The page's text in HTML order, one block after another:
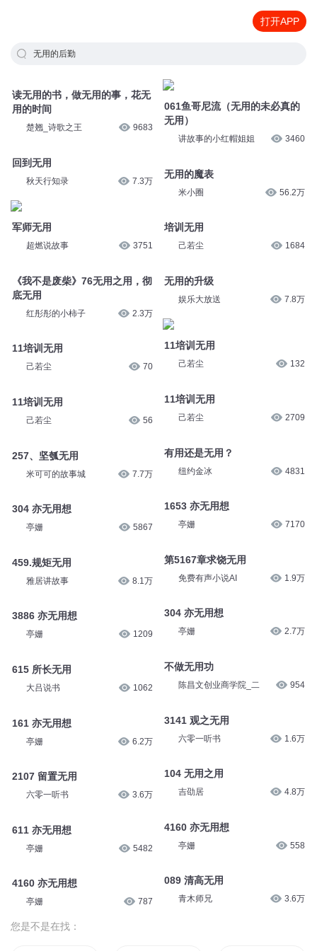
打开APP
无用的后勤
读无用的书，做无用的事，花无
用的时间
楚翘_诗歌之王 9683
回到无用
秋天行知录 7.3万
军师无用
超燃说故事 3751
《我不是废柴》76无用之用，彻
底无用
红彤彤的小柿子 2.3万
11培训无用
己若尘 70
11培训无用
己若尘 56
257、坚瓠无用
米可可的故事城 7.7万
304 亦无用想
亭姗 5867
459.规矩无用
雅居讲故事 8.1万
3886 亦无用想
亭姗 1209
615 所长无用
大吕说书 1062
161 亦无用想
亭姗 6.2万
2107 留置无用
六零一听书 3.6万
611 亦无用想
亭姗 5482
4160 亦无用想
亭姗 787
061鱼哥尼流（无用的未必真的
无用）
讲故事的小红帽姐姐 3460
无用的魔表
米小圈 56.2万
培训无用
己若尘 1684
无用的升级
娱乐大放送 7.8万
11培训无用
己若尘 132
11培训无用
己若尘 2709
有用还是无用？
纽约金冰 4831
1653 亦无用想
亭姗 7170
第5167章求饶无用
免费有声小说AI 1.9万
304 亦无用想
亭姗 2.7万
不做无用功
陈昌文创业商学院_二 954
3141 观之无用
六零一听书 1.6万
104 无用之用
吉劭居 4.8万
4160 亦无用想
亭姗 558
089 清高无用
青木师兄 3.6万
您是不是在找：